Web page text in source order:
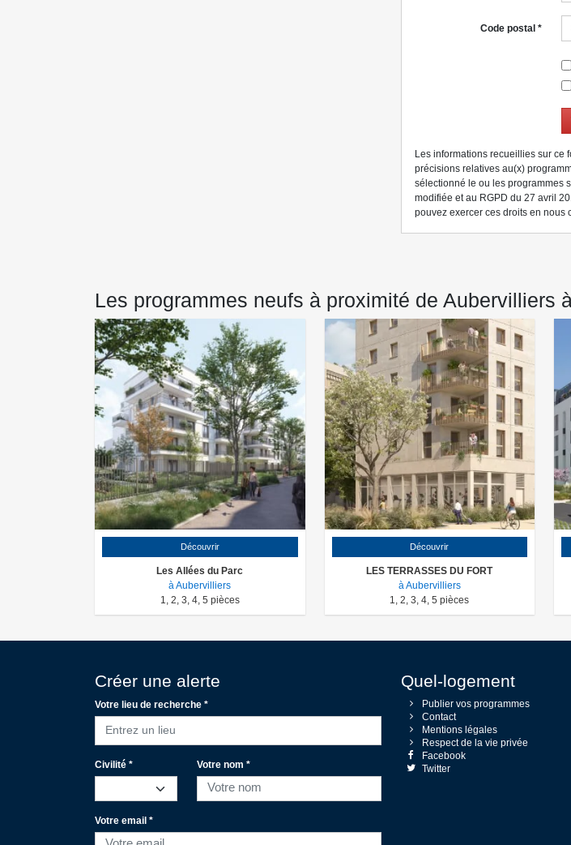
Code postal *
Les informations recueillies sur ce
précisions relatives au(x)
sélectionné le ou les programmes
modifiée et au RGPD du 27 avril
pouvez exercer ces droits en nous
Les programmes neufs à proximité de Aubervilliers
Découvrir
Les Allées du Parc
à Aubervilliers
1
2 3 4, 5 pièces
Découvrir
LES TERRASSES DU FORT
à Aubervilliers
1
2 3 4 5 pièces
Créer une alerte
Votre lieu de recherche *
Entrez un lieu
Civilité * Votre nom *
Votre email *
Quel-logement
Publier vos programmes
Contact
Mentions légales
Respect de la vie privée
Facebook
Twitter